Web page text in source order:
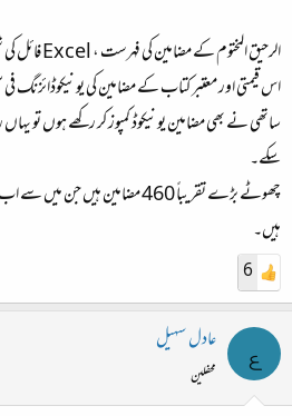
الرحیق المختوم کے مضامین کی فہرست ، Excel فائل کی شکل میں
اس قیمتی اور معتبر کتاب کے مضامین کی یونیکوڈائزنگ
ساتھی نے بھی مضامین یونیکوڈ کمپوز کر رکھے ہوں تو
سکے۔
ہیں۔
6
ع عادل ـ سہیل
محفلین